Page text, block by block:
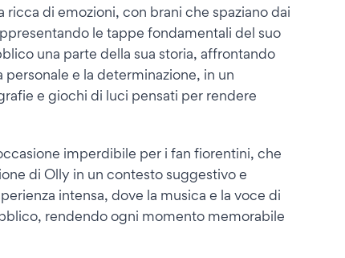
di emozioni, con brani che spaziano dai
le tappe fondamentali del suo
una parte della sua storia, affrontando
e la determinazione, in un
e giochi di luci pensati per rendere
imperdibile per i fan fiorentini, che
di Olly in un contesto suggestivo e
intensa, dove la musica e la voce di
rendendo ogni momento memorabile